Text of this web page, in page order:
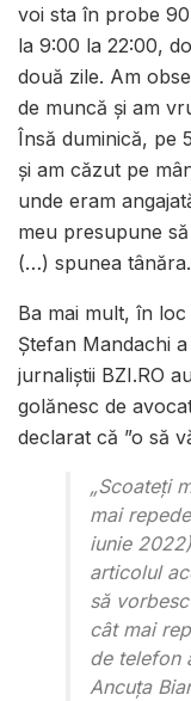
voi sta în probe
la 9:00 la 22:00,
două zile. Am
de muncă și am
Însă duminică, pe
și am căzut pe
unde eram
meu presupune
(…) spunea tânăra.
Ba mai mult, în
Ștefan Mandachi
jurnaliștii BZI.RO
golănesc de
declarat că ”o să
„Scoateți
mai
iunie
articolul
să
cât mai
de telefon
Ancuța